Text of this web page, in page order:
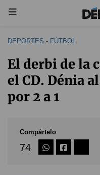
DEPORTES - FÚTBOL
El derbi de la
el CD. Dénia
por 2 a 1
Compártelo
74